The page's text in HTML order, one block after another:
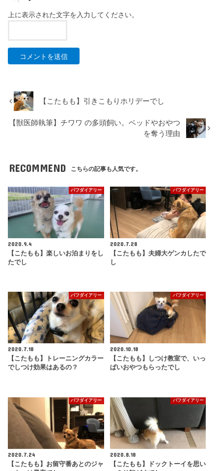
上に表示された文字を入力してください。
【こたもも】引きこもりホリデーでし
【獣医師執筆】チワワ の多頭飼い。ベッドやおやつ
を奪う理由
RECOMMEND こちらの記事も人気です。
パフダイアリー
2020.9.4
【こたもも】楽しいお泊まりをし
たでし
パフダイアリー
2020.7.28
【こたもも】夫婦大ゲンカしたで
し
パフダイアリー
2020.7.18
【こたもも】トレーニングカラー
でしつけ効果はあるの？
パフダイアリー
2020.10.18
【こたもも】しつけ教室で、いっ
ぱいおやつもらったでし
パフダイアリー
2020.7.24
【こたもも】お留守番あとのジャ
パフダイアリー
2020.8.18
【こたもも】ドックトーイを思い